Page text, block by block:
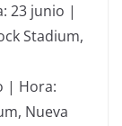
23 junio |
Stadium,
| Hora:
Nueva